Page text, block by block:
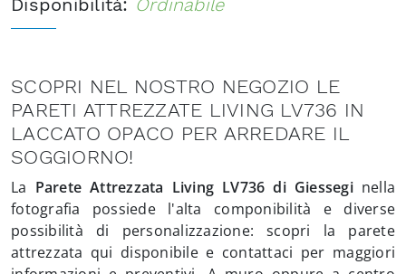
SCOPRI NEL NOSTRO NEGOZIO LE
PARETI ATTREZZATE LIVING LV736 IN
LACCATO OPACO PER ARREDARE IL
SOGGIORNO!
La Parete Attrezzata Living LV736 di Giesseginella
fotografia possiede l'alta componibilità e diverse
possibilità di personalizzazione: scopri la parete
attrezzata qui disponibile e contattaci per maggiori